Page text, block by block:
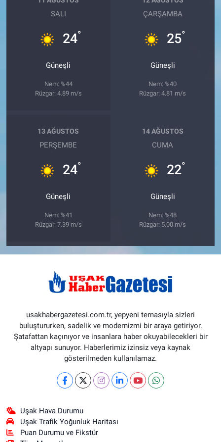
SALI
24°
Güneşli
Nem: %44
Rüzgar: 4.89 m/s
ÇARŞAMBA
25°
Güneşli
Nem: %40
Rüzgar: 4.81 m/s
13 AĞUSTOS
PERŞEMBE
24°
Güneşli
Nem: %41
Rüzgar: 7.39 m/s
14 AĞUSTOS
CUMA
22°
Güneşli
Nem: %48
Rüzgar: 5.00 m/s
usakhabergazetesi.com.tr, yepyeni temasıyla sizleri
buluştururken, sadelik ve modernizmi bir araya getiriyor.
Şatafattan kaçınıyor ve insanlara haber okuyabilecekleri bir
altyapı sunuyor. Haberlerimiz izinsiz veya kaynak
gösterilmeden kullanılamaz.
Uşak Hava Durumu
Uşak Trafik Yoğunluk Haritası
Puan Durumu ve Fikstür